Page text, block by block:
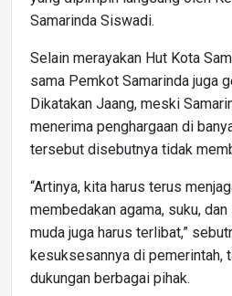
Samarinda Siswadi.
Selain merayakan Hut Kota
sama Pemkot Samarinda juga
Dikatakan Jaang, meski
menerima penghargaan di
tersebut disebutnya tidak
“Artinya, kita harus terus
membedakan agama, suku,
muda juga harus terlibat,”
kesuksesannya di pemerintah,
dukungan berbagai pihak.